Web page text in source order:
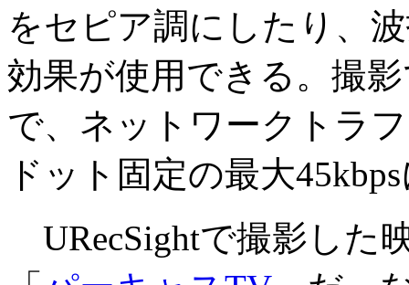
をセピア調にしたり、
効果が使用できる。撮
で、ネットワークトラ
ドット固定の最大
URecSightで撮影した